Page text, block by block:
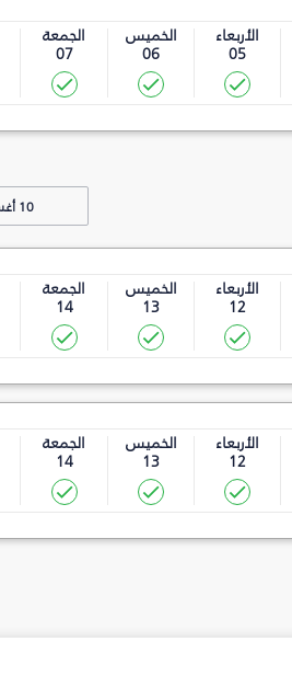
الأربعاء
05
الخميس
06
الجمعة
07
10 أغسطس
الأربعاء
12
الخميس
13
الجمعة
14
الأربعاء
12
الخميس
13
الجمعة
14